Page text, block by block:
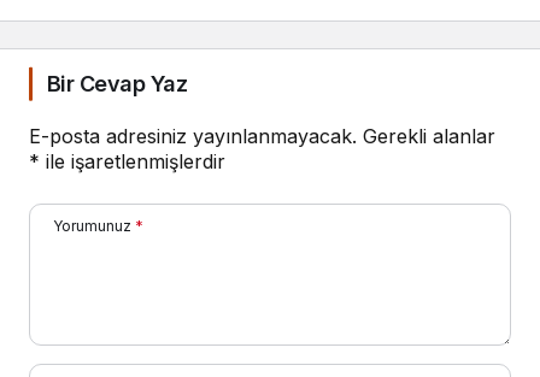
Bir Cevap Yaz
E-posta adresiniz yayınlanmayacak. Gerekli alanlar
* ile işaretlenmişlerdir
Yorumunuz *